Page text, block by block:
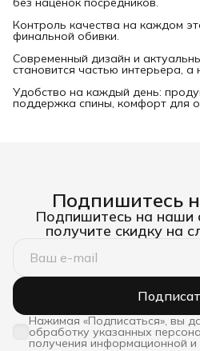
Контроль качества на каждом
финальной обивки.
Современный дизайн и
становится частью интерьера, а
Удобство на каждый день:
поддержка спины, комфорт для
Подпишитесь
Подпишитесь на наши
получите скидку на
Нажимая «Подписаться», вы
обработку указанных
получения информационной